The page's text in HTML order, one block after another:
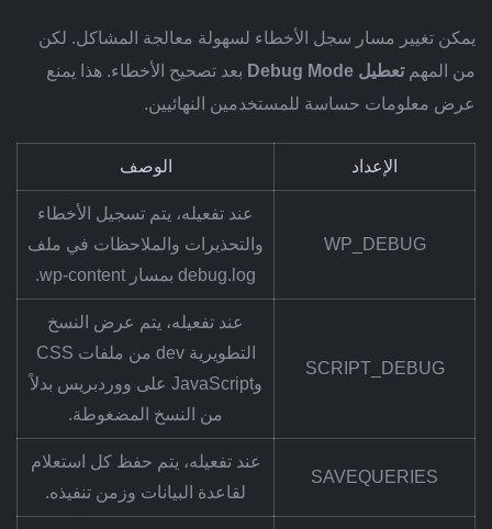
يمكن تغيير مسار سجل الأخطاء لسهولة معالجة المشاكل. لكن
من المهمتعطيل Debug Mode
بعد تصحيح الأخطاء. هذا يمنع
عرض معلومات حساسة للمستخدمين النهائيين.
الإعداد الوصف
WP_DEBUG
عند تفعيله، يتم تسجيل الأخطاء
والتحذيرات والملاحظات في ملف
debug.log بمسار wp-content.
SCRIPT_DEBUG
عند تفعيله، يتم عرض النسخ
التطويرية dev من ملفات CSS
وJavaScript على ووردبريس بدلاً
من النسخ المضغوطة.
SAVEQUERIES
عند تفعيله، يتم حفظ كل استعلام
لقاعدة البيانات وزمن تنفيذه.